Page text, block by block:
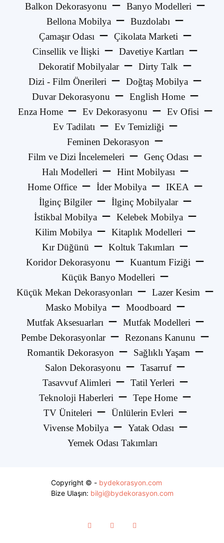
Balkon Dekorasyonu
Banyo Modelleri
Bellona Mobilya
Buzdolabı
Çamaşır Odası
Çikolata Marketi
Cinsellik ve İlişki
Davetiye Kartları
Dekoratif Mobilyalar
Dirty Talk
Dizi - Film Önerileri
Doğtaş Mobilya
Duvar Dekorasyonu
English Home
Enza Home
Ev Dekorasyonu
Ev Ofisi
Ev Tadilatı
Ev Temizliği
Feminen Dekorasyon
Film ve Dizi İncelemeleri
Genç Odası
Halı Modelleri
Hint Mobilyası
Home Office
İder Mobilya
IKEA
İlginç Bilgiler
İlginç Mobilyalar
İstikbal Mobilya
Kelebek Mobilya
Kilim Mobilya
Kitaplık Modelleri
Kır Düğünü
Koltuk Takımları
Koridor Dekorasyonu
Kuantum Fiziği
Küçük Banyo Modelleri
Küçük Mekan Dekorasyonları
Lazer Kesim
Masko Mobilya
Moodboard
Mutfak Aksesuarları
Mutfak Modelleri
Pembe Dekorasyonlar
Rezonans Kanunu
Romantik Dekorasyon
Sağlıklı Yaşam
Salon Dekorasyonu
Tasarruf
Tasavvuf Alimleri
Tatil Yerleri
Teknoloji Haberleri
Tepe Home
TV Üniteleri
Ünlülerin Evleri
Vivense Mobilya
Yatak Odası
Yemek Odası Takımları
Copyright © - bydekorasyon.com
Bize Ulaşın: bilgi@bydekorasyon.com